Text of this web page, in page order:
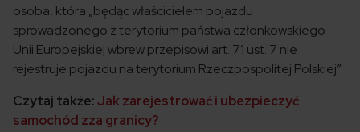
osoba, która „będąc właścicielem pojazdu
sprowadzonego z terytorium państwa członkowskiego
Unii Europejskiej wbrew przepisowi art. 71 ust. 7 nie
rejestruje pojazdu na terytorium Rzeczpospolitej Polskiej”.
Czytaj także:Jak zarejestrować i ubezpieczyć
samochód zza granicy?